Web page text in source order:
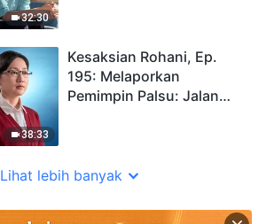
32:30
38:33
Kesaksian Rohani, Ep.
195: Melaporkan
Pemimpin Palsu: Jalan
Lihat lebih banyak